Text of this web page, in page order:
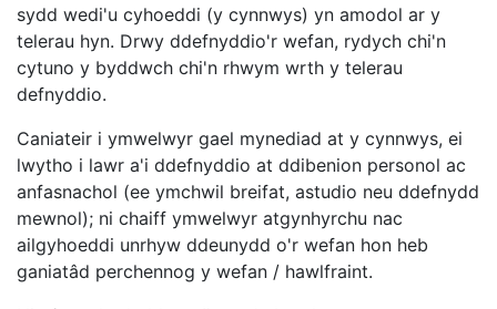
sydd wedi'u cyhoeddi (y cynnwys) yn amodol ar y
telerau hyn. Drwy ddefnyddio'r wefan, rydych chi'n
cytuno y byddwch chi'n rhwym wrth y telerau
defnyddio.
Caniateir i ymwelwyr gael mynediad at y cynnwys, ei
lwytho i lawr a'i ddefnyddio at ddibenion personol ac
anfasnachol (ee ymchwil breifat, astudio neu ddefnydd
mewnol); ni chaiff ymwelwyr atgynhyrchu nac
ailgyhoeddi unrhyw ddeunydd o'r wefan hon heb
ganiatâd perchennog y wefan / hawlfraint.